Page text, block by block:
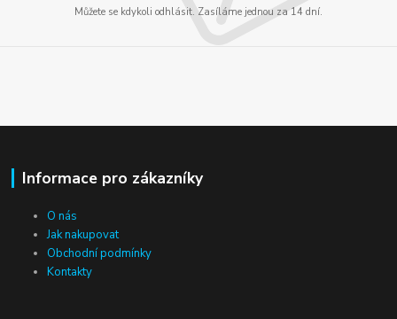
Můžete se kdykoli odhlásit. Zasíláme jednou za 14 dní.
Informace pro zákazníky
O nás
Jak nakupovat
Obchodní podmínky
Kontakty